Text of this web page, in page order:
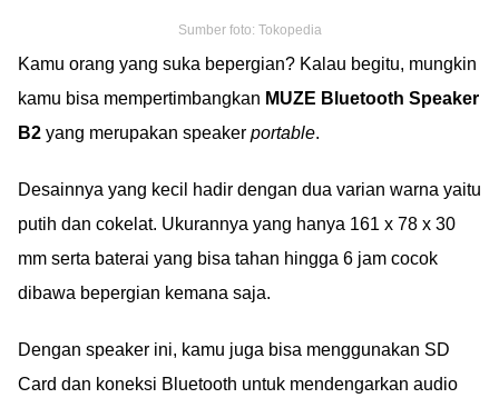
Sumber foto: Tokopedia
Kamu orang yang suka bepergian? Kalau begitu, mungkin
kamu bisa mempertimbangkan MUZE Bluetooth Speaker
B2 yang merupakan speaker portable.
Desainnya yang kecil hadir dengan dua varian warna yaitu
putih dan cokelat. Ukurannya yang hanya 161 x 78 x 30
mm serta baterai yang bisa tahan hingga 6 jam cocok
dibawa bepergian kemana saja.
Dengan speaker ini, kamu juga bisa menggunakan SD
Card dan koneksi Bluetooth untuk mendengarkan audio